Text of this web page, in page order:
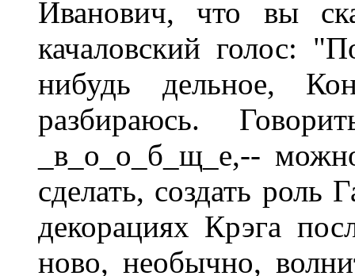
Иванович, что вы
качаловский голос:
нибудь дельное,
разбираюсь.
_в_о_о_б_щ_е,--
сделать, создать
декорациях Крэга
ново, необычно,